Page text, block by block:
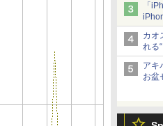
「
セー
カオ
れる
仕様
by
アキ
お盆
円